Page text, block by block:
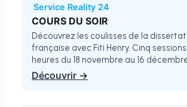
Service Reality 24
COURS DU SOIR
Découvrez les coulisses de la
française avec Fiti Henry. Cinq
heures du 18 novembre au 16
Découvrir →